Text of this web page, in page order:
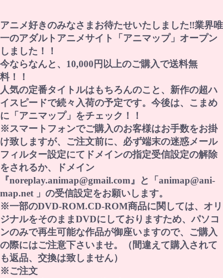
アニメ好きのみなさまお待たせいたしました‼業界唯
一のアダルトアニメサイト「アニマップ」オープン
しました！！
今ならなんと、10,000円以上のご購入で送料無
料！！
人気の定番タイトルはもちろんのこと、新作の超ハ
イスピードで続々入荷の予定です。今後は、こまめ
に「アニマップ」をチェック！！
※スマートフォンでご購入のお客様はお手数をお掛
け致しますが、ご注文前に、必ず端末の迷惑メール
フィルター設定にてドメインの指定受信設定の解除
をされるか、ドメイン
『noreplay.animap@gmail.com』と「animap@ani-
map.net 」の受信設定をお願いします。
※一部のDVD-ROM.CD-ROM商品に関しては、オリ
ジナルをそのままDVDにしておりますため、パソコ
ンのみで再生可能な作品が御座いますので、ご購入
の際にはご注意下さいませ。（間違えて購入されて
も返品、交換は致しません）
※ご注文